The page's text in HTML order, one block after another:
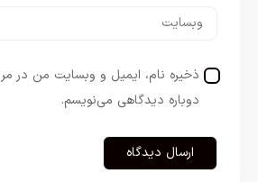
ذخیره نام، ایمیل و وبسایت من در
دوباره دیدگاهی می‌نویسم.